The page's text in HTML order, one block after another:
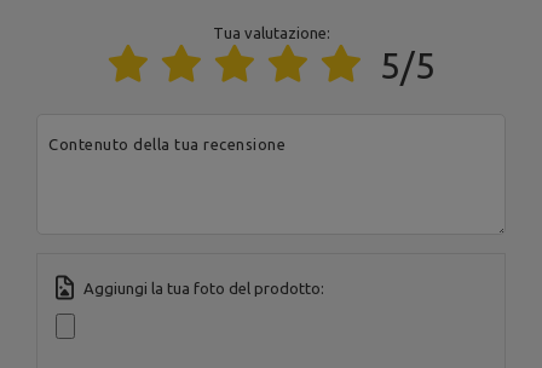
Indirizzo:
Codice postale:
Tua valutazione:
5/5
Contenuto della tua recensione
Aggiungi la tua foto del prodotto: